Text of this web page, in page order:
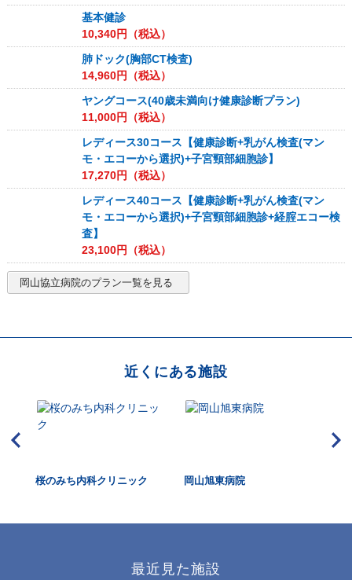
基本健診
10,340円（税込）
肺ドック(胸部CT検査)
14,960円（税込）
ヤングコース(40歳未満向け健康診断プラン)
11,000円（税込）
レディース30コース【健康診断+乳がん検査(マン
モ・エコーから選択)+子宮頸部細胞診】
17,270円（税込）
レディース40コース【健康診断+乳がん検査(マン
モ・エコーから選択)+子宮頸部細胞診+経腟エコー検
査】
23,100円（税込）
岡山協立病院のプラン一覧を見る
近くにある施設
桜のみち内科クリニック 岡山旭東病院
最近見た施設